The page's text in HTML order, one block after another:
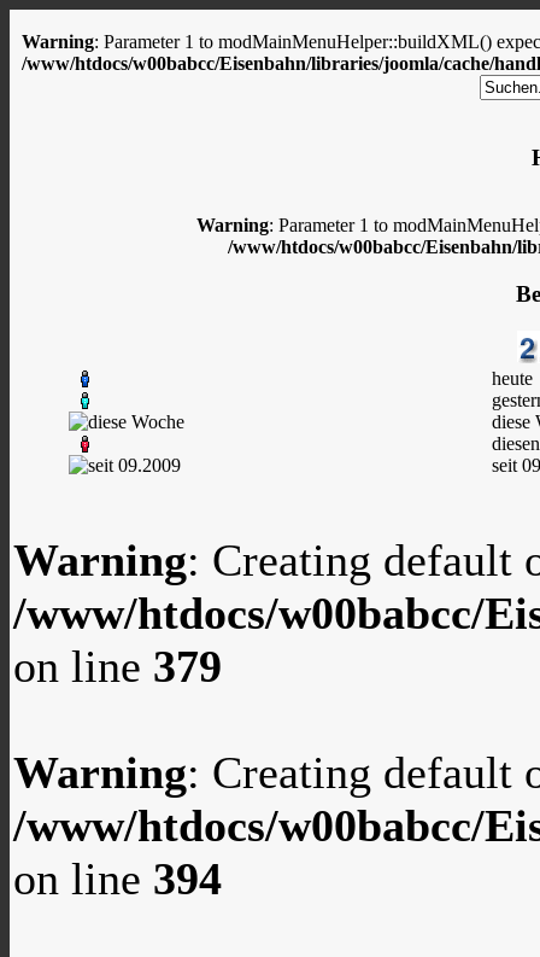
Warning: Parameter 1 to modMainMenuHelper::buildXML()
/www/htdocs/w00babcc/Eisenbahn/libraries/joomla/cache/
Warning: Parameter 1 to
/www/htdocs/w00babcc/Eisenbahn/
heute
diese
seit
Warning: Creating default
/www/htdocs/w00babcc/
on line 379
Warning: Creating default
/www/htdocs/w00babcc/
on line 394